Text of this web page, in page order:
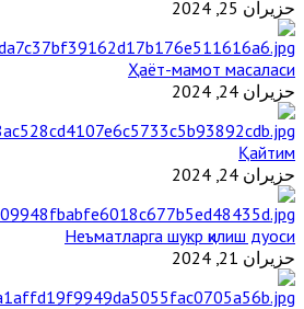
حزيران 25, 2024
Ҳаёт-мамот масаласи
حزيران 24, 2024
Қайтим
حزيران 24, 2024
Неъматларга шукр қилиш дуоси
حزيران 21, 2024